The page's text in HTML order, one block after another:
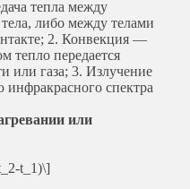
тепла между
либо между телами
2. Конвекция —
тепло передается
или газа; 3. Излучение
спектра
или